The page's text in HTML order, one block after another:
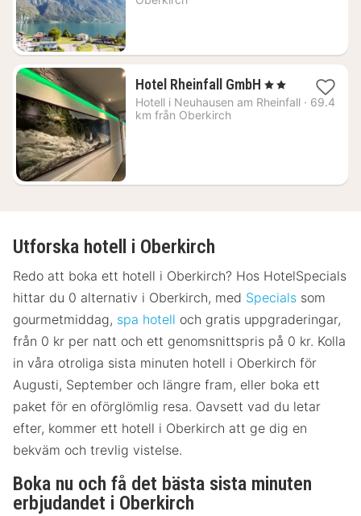
Hotel Rheinfall GmbH 1
natt
, 2 Stjärnor
Hotell i Neuhausen am Rheinfall · 69.4
km från Oberkirch
Utforska hotell i Oberkirch
Redo att boka ett hotell i Oberkirch? Hos HotelSpecials
hittar du 0 alternativ i Oberkirch, med Specials som
gourmetmiddag, spa hotell och gratis uppgraderingar,
från 0 kr per natt och ett genomsnittspris på 0 kr. Kolla
in våra otroliga sista minuten hotell i Oberkirch för
Augusti, September och längre fram, eller boka ett
paket för en oförglömlig resa. Oavsett vad du letar
efter, kommer ett hotell i Oberkirch att ge dig en
bekväm och trevlig vistelse.
Boka nu och få det bästa sista minuten
erbjudandet i Oberkirch